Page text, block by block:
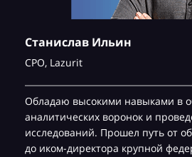
Станислав Ильин
CPO, Lazurit
Обладаю высокими навыками в
аналитических воронок и
исследований. Прошел путь от
до иком-директора крупной